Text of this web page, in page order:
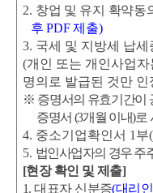
2. 창업 및 유지 확약동
후PDF제출)
3. 국세 및 지방세 납세
(개인 또는 개인사업자
명의로 발급된 것만 인
※ 증명서의 유효기간이
증명서 (3개월 이내)로
4. 중소기업확인서 1 부(
5. 법인사업자의 경우 주
[현장 확인 및 제출]
1.대표자 신분증(대리